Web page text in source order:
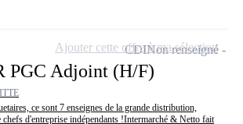
PGC Adjoint (H/F)
ce sont 7 enseignes de la grande distribution,
chefs d'entreprise indépendants !Intermarché & Netto fait
CDINon renseigné
Ajouter cette offre à ma sélection